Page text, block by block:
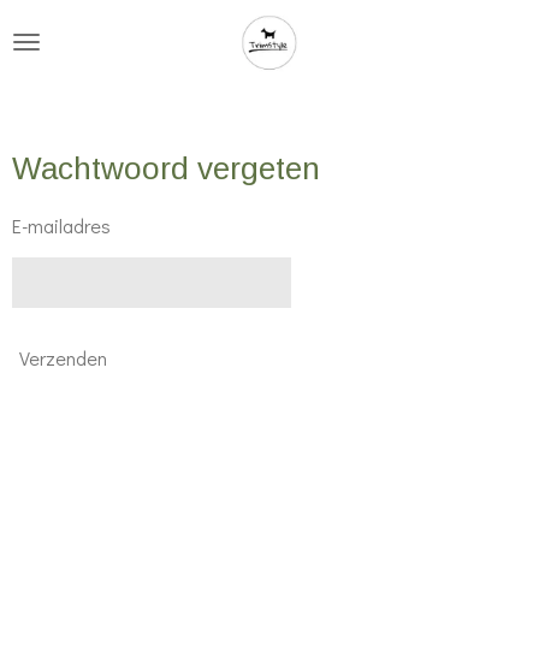
hoofdinhoud
Wachtwoord vergeten
E-mailadres
Verzenden